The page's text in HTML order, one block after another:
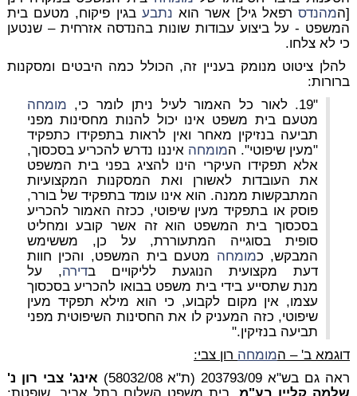
[המהנדסרפאל גיל] אשר הוא נתבע בגין פיקוח, מטעם בית
המשפט - על ביצוע עבודות שונות בהנדסה אזרחית – שנטען
כי לא צלחו.
להלן ציטוט מנומק בעניין זה, הכולל כמה היבטים ומסקנות
ברורות:
"19. לאור כל האמור לעיל ניתן לומר כי,
מומחה
מטעם בית משפט אינו יכול להנות מחסינות מפני
תביעה בנזיקין מאחר ואין לראות בתפקידו כתפקיד
"מעין שיפוטי". המומחה איננו נדרש להכריע בסכסוך,
אלא תפקידו העיקרי הינו להציג בפני בית המשפט
את העובדות לאשורן ואת המסקנות המקצועיות
המתבקשות ממנה. הוא אינו עומד בתפקיד של בורר,
פוסק או בתפקיד מעין שיפוטי, ככזה האמור להכריע
בסכסוך בית המשפט הוא זה אשר קובע ומחליט
סופית בסוגייה המתעוררת, על כן, מששימש
המבקש, כמומחה מטעם בית המשפט, והכין חוות
דעת מקצועית הנוגעת לליקויים בדירה, על
מנת שתסייע בידי בית משפט בבואו להכריע בסכסוך
עצמו, אין מקום לקבוע, כי הוא מילא תפקיד מעין
שיפוטי, כזה המעניק לו את החסינות השיפוטית מפני
תביעה בנזיקין."
דוגמא ב' – המומחה רון צבי:
ראה גם בש"א 203793/09 (ת"א 58032/08)
אינג' צבי רון נ'
שלמה קליין בע"מ, בית משפט השלום בתל אביב, שופטת: